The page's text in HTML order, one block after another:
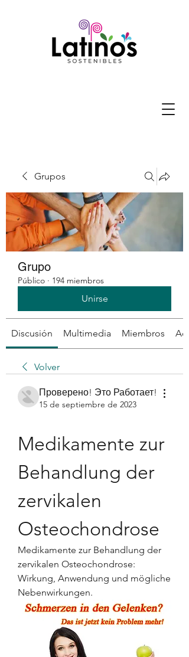
Grupos
Grupo
Público · 194 miembros
Unirse
Discusión Multimedia Miembros
Volver
Проверено! Это Работает!
15 de septiembre de 2023
Medikamente zur
Behandlung der
zervikalen
Osteochondrose
Medikamente zur Behandlung der
zervikalen Osteochondrose:
Wirkung, Anwendung und mögliche
Nebenwirkungen.